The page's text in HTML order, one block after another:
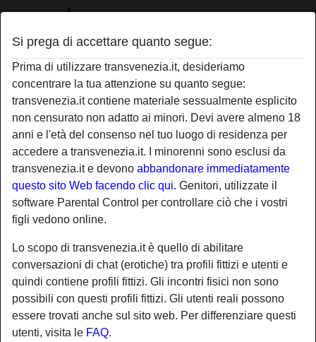
Si prega di accettare quanto segue:
Prima di utilizzare transvenezia.it, desideriamo
concentrare la tua attenzione su quanto segue:
transvenezia.it contiene materiale sessualmente esplicito
non censurato non adatto ai minori. Devi avere almeno 18
anni e l'età del consenso nel tuo luogo di residenza per
accedere a transvenezia.it. I minorenni sono esclusi da
transvenezia.it e devono abbandonare immediatamente
questo sito Web facendo clic qui. Genitori, utilizzate il
software Parental Control per controllare ciò che i vostri
figli vedono online.
Lo scopo di transvenezia.it è quello di abilitare
conversazioni di chat (erotiche) tra profili fittizi e utenti e
quindi contiene profili fittizi. Gli incontri fisici non sono
possibili con questi profili fittizi. Gli utenti reali possono
essere trovati anche sul sito web. Per differenziare questi
utenti, visita le FAQ.
Profilo di signoraarrappata
star Aggiungi chat Chatta adesso